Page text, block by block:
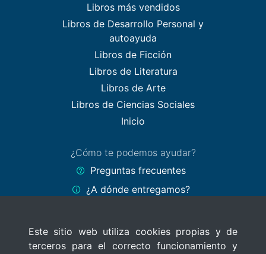
Este sitio web utiliza cookies propias y de
terceros para el correcto funcionamiento y
Libros más vendidos
Libros de Desarrollo Personal y
autoayuda
Libros de Ficción
Libros de Literatura
Libros de Arte
Libros de Ciencias Sociales
Inicio
¿Cómo te podemos ayudar?
Preguntas frecuentes
¿A dónde entregamos?
Políticas del sitio